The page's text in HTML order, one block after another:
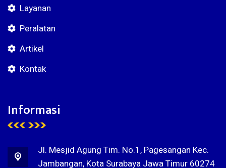
Layanan
Peralatan
Artikel
Kontak
Informasi
Jl. Mesjid Agung Tim. No.1, Pagesangan Kec.
Jambangan, Kota Surabaya Jawa Timur 60274